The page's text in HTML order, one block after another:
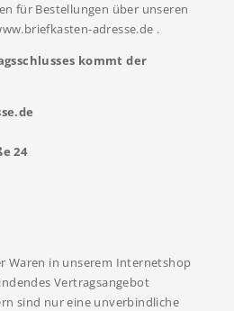
für Bestellungen über unseren
adresse.de .
kommt der
24
Waren in unserem Internetshop
Vertragsangebot
sind nur eine unverbindliche